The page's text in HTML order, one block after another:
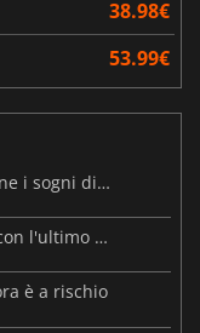
38.98€
53.99€
Steam Frame: il prezzo trapelato spegne i sogni di un VR economico
Palworld: Sunreach e boss più stabili con l'ultimo update
è a rischio